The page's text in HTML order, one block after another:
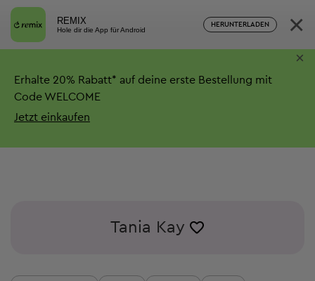
REMIX
Hole dir die App für Android
HERUNTERLADEN ×
Erhalte 20% Rabatt* auf deine erste Bestellung mit
Code WELCOME
Jetzt einkaufen
×
Tania Kay